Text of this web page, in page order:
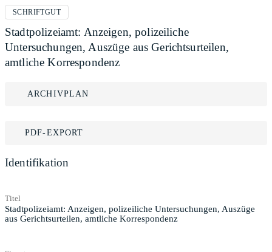
SCHRIFTGUT
Stadtpolizeiamt: Anzeigen, polizeiliche
Untersuchungen, Auszüge aus Gerichtsurteilen,
amtliche Korrespondenz
ARCHIVPLAN
PDF-EXPORT
Identifikation
Titel
Stadtpolizeiamt: Anzeigen, polizeiliche Untersuchungen, Auszüge
aus Gerichtsurteilen, amtliche Korrespondenz